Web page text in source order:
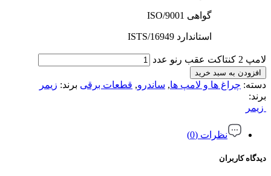
گواهی ISO/9001
استاندارد ISTS/16949
لامپ 2 کنتاکت عقب رنو عدد
افزودن به سبد خرید
دسته: چراغ ها و لامپ ها, ساندرو, قطعات برقی برند: زیمر
برند:
زیمر
نظرات (0)
دیدگاه کاربران